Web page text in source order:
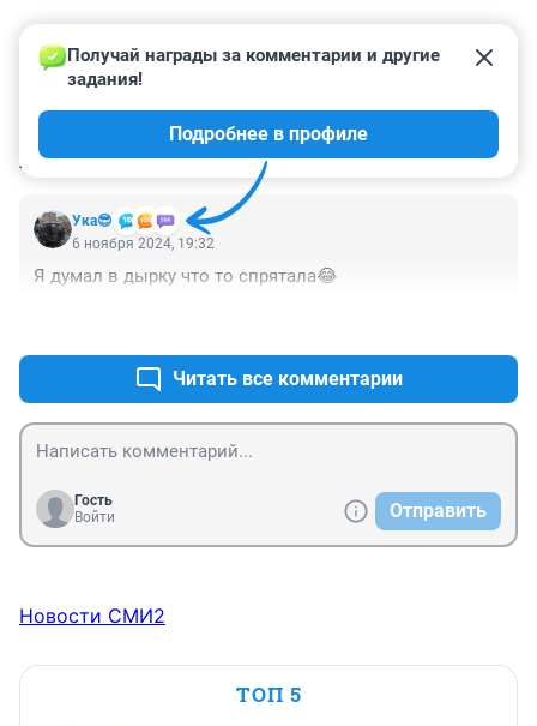
КОММЕНТАРИИ 2
Ука😎
Получай награды за комментарии и другие
задания!
Подробнее в профиле
6 ноября 2024, 19:32
Я думал в дырку что то спрятала😂
Читать все комментарии
Гость
Войти
Отправить
Новости СМИ2
ТОП 5